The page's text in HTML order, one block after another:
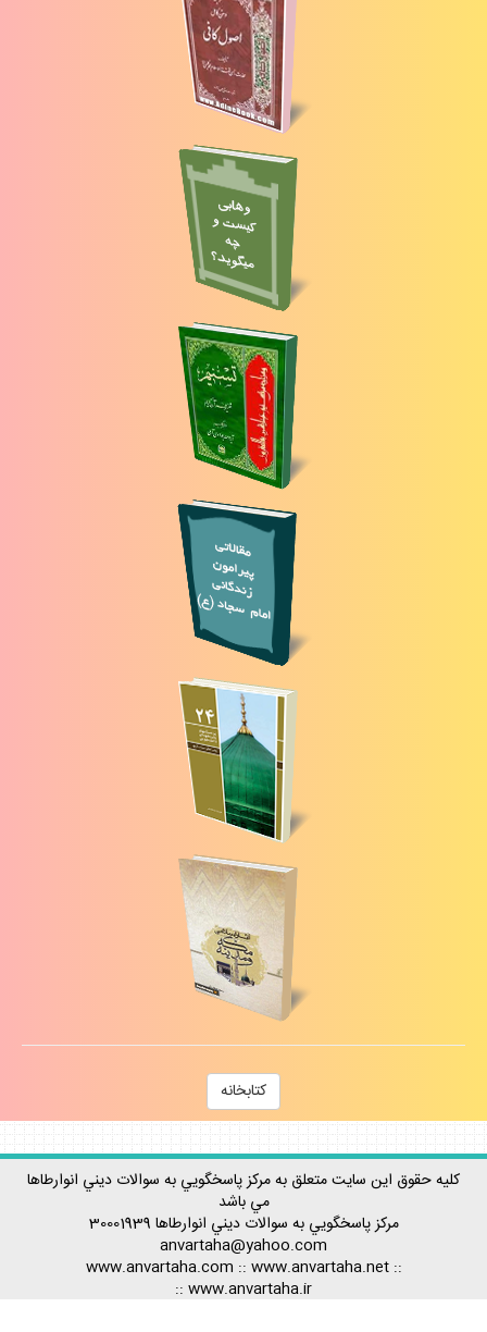
كتابخانه
كليه حقوق اين سايت متعلق به مركز پاسخگويي به سوالات ديني انوارطاها
مي باشد
مركز پاسخگويي به سوالات ديني انوارطاها 30001939
anvartaha@yahoo.com
www.anvartaha.com :: www.anvartaha.net::
www.anvartaha.ir
::